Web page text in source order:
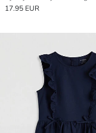
17.95 EUR